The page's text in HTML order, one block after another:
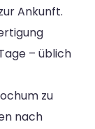
Ankunft.
– üblich
zu
nach